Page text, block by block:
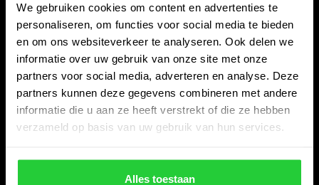
We gebruiken cookies om content en advertenties te
personaliseren, om functies voor social media te bieden
en om ons websiteverkeer te analyseren. Ook delen we
informatie over uw gebruik van onze site met onze
partners voor social media, adverteren en analyse. Deze
partners kunnen deze gegevens combineren met andere
informatie die u aan ze heeft verstrekt of die ze hebben
verzameld op basis van uw gebruik van hun services.
Alles toestaan
Bespanracket.nl is dé racketspecialist van Lelystad en
omstreken.
Snijdersstraat 6
8224 AA Lelystad
Nederland
06-57276080
info@bespanracket.nl